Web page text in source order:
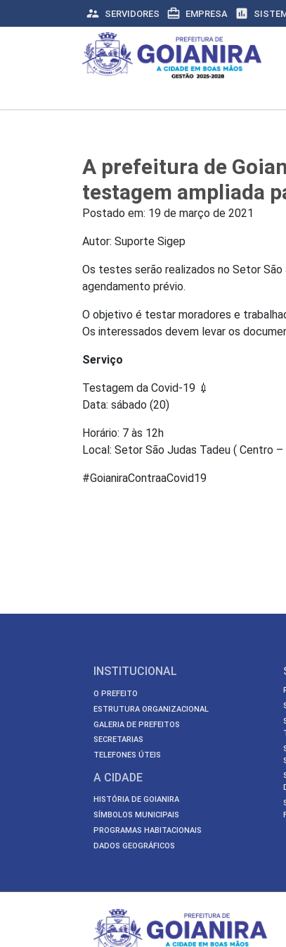
supervisor_account SERVIDORES card_travel EMPRESA assessment
A prefeitura de
testagem ampliada
Postado em: 19 de março de 2021
Autor: Suporte Sigep
Os testes serão realizados no Setor
agendamento prévio.
O objetivo é testar moradores e
Os interessados devem levar os
Serviço
Testagem da Covid-19 💉
Data: sábado (20)
Horário: 7 às 12h
Local: Setor São Judas Tadeu ( Centro –
#GoianiraContraaCovid19
INSTITUCIONAL
O PREFEITO
ESTRUTURA ORGANIZACIONAL
GALERIA DE PREFEITOS
SECRETARIAS
TELEFONES ÚTEIS
A CIDADE
HISTÓRIA DE GOIANIRA
SÍMBOLOS MUNICIPAIS
PROGRAMAS HABITACIONAIS
DADOS GEOGRÁFICOS